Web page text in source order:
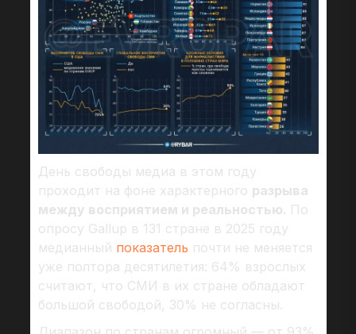
День свободы медиа в этом году
проходит на фоне характерного разрыва
между восприятием и реальностью. По
опросу Gallup в 131 стране в 2025 году
медианный показатель почти не меняется
уже полтора десятилетия: 64% взрослых
считают, что СМИ в их стране обладают
большой свободой, 30% не согласны.